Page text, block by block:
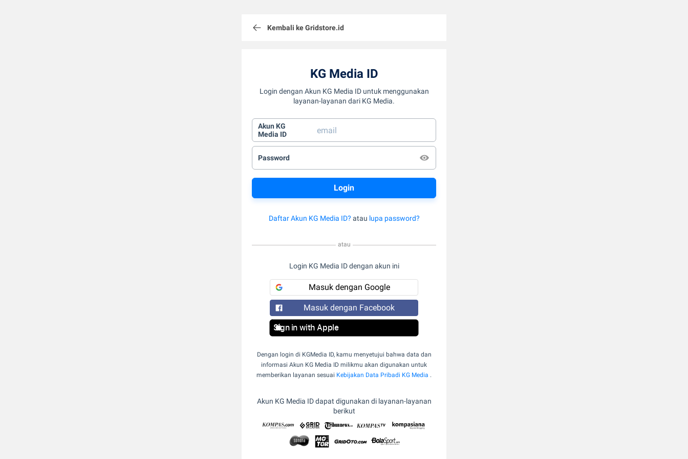
Kembali ke Gridstore.id
KG Media ID
Login dengan Akun KG Media ID untuk menggunakan
layanan-layanan dari KG Media.
Akun KG
Media ID
Password
Daftar Akun KG Media ID? atau lupa password?
atau
Login KG Media ID dengan akun ini
Masuk dengan Google
Masuk dengan Facebook
Sign in with Apple
Dengan login di KGMedia ID, kamu menyetujui bahwa data dan
informasi Akun KG Media ID milikmu akan digunakan untuk
memberikan layanan sesuai Kebijakan Data Pribadi KG Media .
Akun KG Media ID dapat digunakan di layanan-layanan
berikut